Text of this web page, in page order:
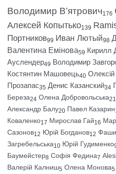
Володимир В’ятрович176
Алексей Копытько139
Портников99 Иван Лютый98
Валентина Емінова59 Кирилл
Ауслендер49 Володимир
Костянтин Машовець40
Прозапас35 Денис Казанский34
Береза24 Олена Добровольська21
Александр Балу20 Павел Казарин
Коваленко17 Мирослав Гай16
Сазонов12 Юрій Богданов12
Загребельська10 Юрій Гудименко
Баумейстер8 Софія Федина7
Валерій Калниш5 Олена Монова5